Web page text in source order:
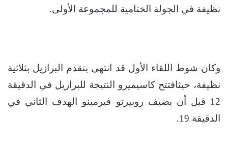
نظيفة في الجولة الختامية للمجموعة الأولى.
وكان شوط اللقاء الأول قد انتهى بتقدم البرازيل بثلاثية
نظيفة، حيثافتتح كاسيميرو النتيجة للبرازيل في الدقيقة
12 قبل أن يضيف روبيرتو فيرمينو الهدف الثاني في
الدقيقة 19.